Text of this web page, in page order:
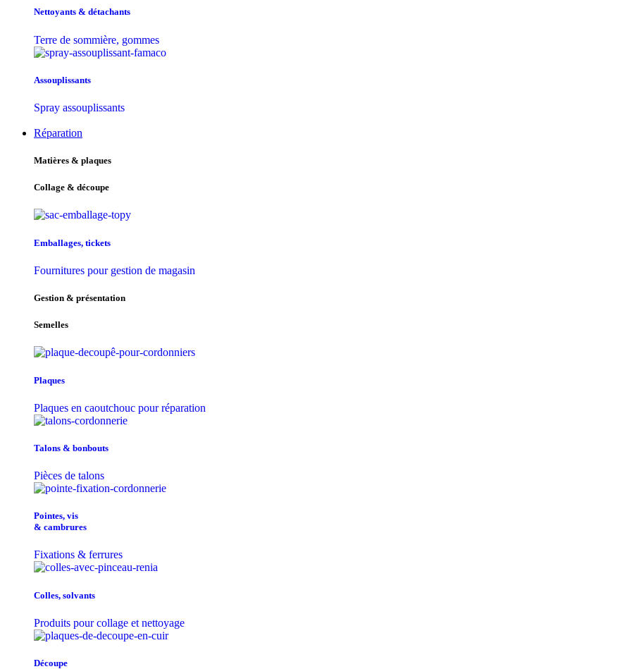
Nettoyants & détachants
Terre de sommière, gommes
Assouplissants
Spray assouplissants
Réparation
Matières & plaques
Collage & découpe
Emballages, tickets
Fournitures pour gestion de magasin
Gestion & présentation
Semelles
Plaques
Plaques en caoutchouc pour réparation
Talons & bonbouts
Pièces de talons
Pointes, vis
& cambrures
Fixations & ferrures
Colles, solvants
Produits pour collage et nettoyage
Découpe